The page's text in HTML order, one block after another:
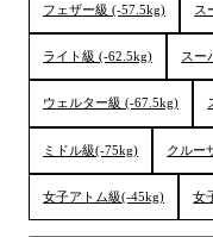
フェザー級 (-57.5kg) ス
ライト級 (-62.5kg) スー
ウェルター級 (-67.5kg)
ミドル級(-75kg) クルー
女子アトム級(-45kg) 女